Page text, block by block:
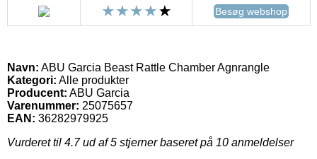
Besøg webshop
Navn: ABU Garcia Beast Rattle Chamber Agnrangle
Kategori: Alle produkter
Producent: ABU Garcia
Varenummer: 25075657
EAN: 36282979925
Vurderet til 4.7ud af 5 stjerner baseret på 10 anmeldelser